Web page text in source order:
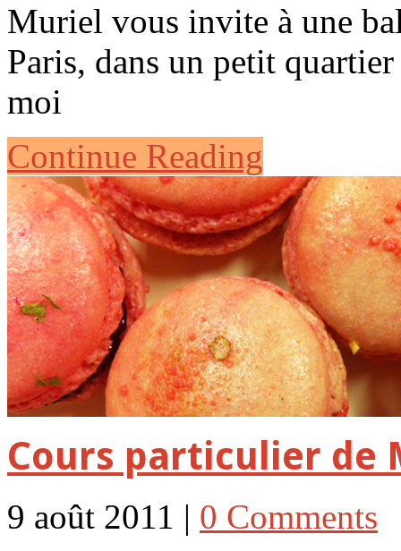
Muriel vous invite à une
Paris, dans un petit
moi
Continue Reading
Cours particulier de
9 août 2011 | 0 Comments